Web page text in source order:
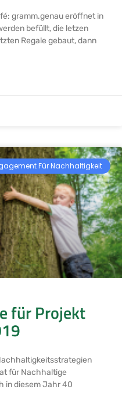
gramm.genau eröffnet in
befüllt, die letzen
Regale gebaut, dann
Für Nachhaltigkeit
für Projekt
für Nachhaltige
in diesem Jahr 40